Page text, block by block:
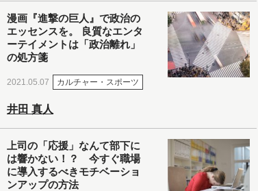
漫画『進撃の巨人』で政治の
エッセンスを。 良質なエンタ
ーテイメントは「政治離れ」
の処方箋
2021.05.07 カルチャー・スポーツ
井田 真人
上司の「応援」なんて部下に
は響かない！？ 今すぐ職場
に導入するべきモチベーショ
ンアップの方法